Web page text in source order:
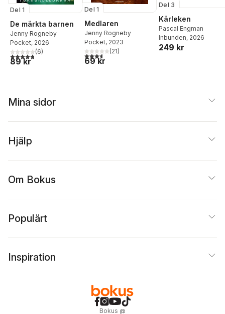
Del 1
De märkta barnen
Jenny Rogneby
Pocket, 2026
4,8utav 5 stjärnor. Totalt antal röster:
(6)
89 kr
Del 1
Medlaren
Jenny Rogneby
Pocket, 2023
3,6utav 5 stjärnor. Totalt antal röster:
(21)
69 kr
Del 3
Kärleken
Pascal Engman
Inbunden, 2026
249 kr
Mina sidor
Hjälp
Om Bokus
Populärt
Inspiration
Bokus @